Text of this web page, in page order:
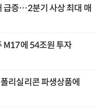
급증…2분기 사상 최대 매
M17에 54조원 투자
리실리콘 파생상품에